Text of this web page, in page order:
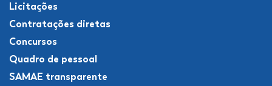
Licitações
Contratações diretas
Concursos
Quadro de pessoal
SAMAE transparente